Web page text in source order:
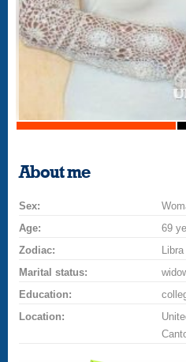
About me
Sex:
Age:
69
Zodiac:
Libra
Marital status:
Education:
Location: